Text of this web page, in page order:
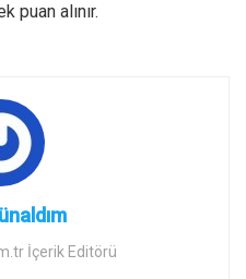
puan alınır.
İçerik Editörü